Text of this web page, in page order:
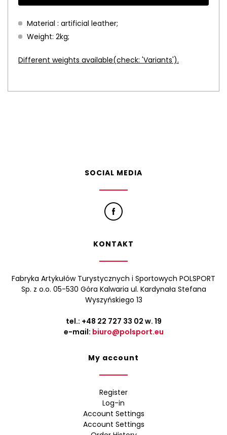
Material : artificial leather;
Weight: 2kg;
Different weights available(check: 'Variants').
SOCIAL MEDIA
KONTAKT
Fabryka Artykułów Turystycznych i Sportowych POLSPORT
Sp. z o.o. 05-530 Góra Kalwaria ul. Kardynała Stefana
Wyszyńskiego 13
tel.: +48 22 727 33 02 w. 19
e-mail: biuro@polsport.eu
My account
Register
Log-in
Account Settings
Account Settings